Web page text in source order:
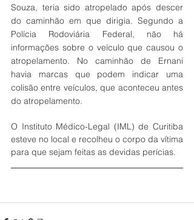
Souza, teria sido atropelado após descer
do caminhão em que dirigia. Segundo a
Polícia Rodoviária Federal, não há
informações sobre o veículo que causou o
atropelamento. No caminhão de Ernani
havia marcas que podem indicar uma
colisão entre veículos, que aconteceu antes
do atropelamento.
O Instituto Médico-Legal (IML) de Curitiba
esteve no local e recolheu o corpo da vítima
para que sejam feitas as devidas perícias.